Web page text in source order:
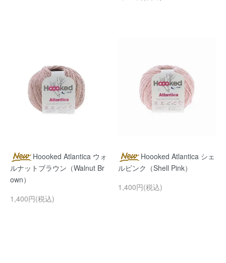
Hoooked Atlantica ウォ
ルナットブラウン（Walnut Br
own）
1,400円(税込)
Hoooked Atlantica シェ
ルピンク（Shell Pink）
1,400円(税込)